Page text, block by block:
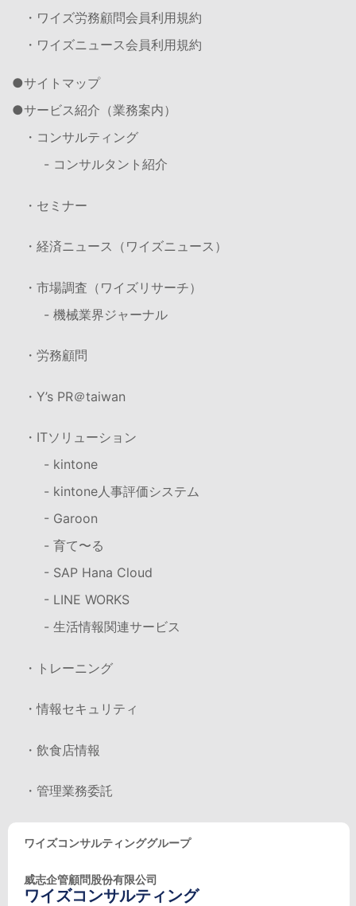
・ワイズ労務顧問会員利用規約
・ワイズニュース会員利用規約
サイトマップ
サービス紹介（業務案内）
・コンサルティング
- コンサルタント紹介
・セミナー
・経済ニュース（ワイズニュース）
・市場調査（ワイズリサーチ）
- 機械業界ジャーナル
・労務顧問
・Y’s PR＠taiwan
・ITソリューション
- kintone
- kintone人事評価システム
- Garoon
- 育て〜る
- SAP Hana Cloud
- LINE WORKS
- 生活情報関連サービス
・トレーニング
・情報セキュリティ
・飲食店情報
・管理業務委託
ワイズコンサルティンググループ
威志企管顧問股份有限公司
ワイズコンサルティング